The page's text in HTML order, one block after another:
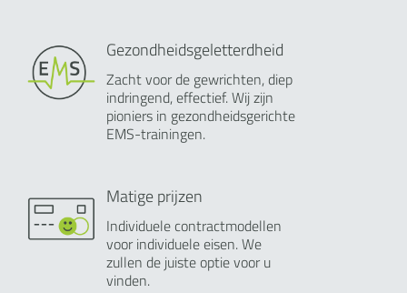
Gezondheidsgeletterdheid
Zacht voor de gewrichten, diep
indringend, effectief. Wij zijn
pioniers in gezondheidsgerichte
EMS-trainingen.
Matige prijzen
Individuele contractmodellen
voor individuele eisen. We
zullen de juiste optie voor u
vinden.